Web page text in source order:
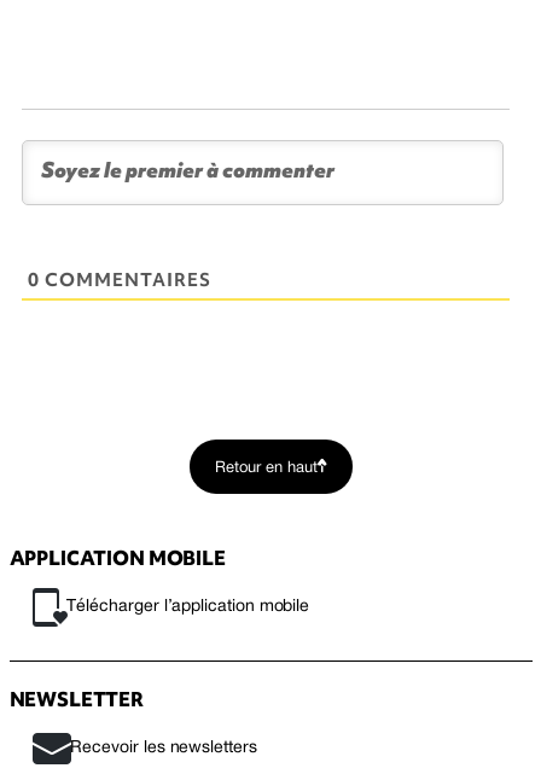
0 COMMENTAIRES
Retour en haut
APPLICATION MOBILE
Télécharger l’application mobile
NEWSLETTER
Recevoir les newsletters